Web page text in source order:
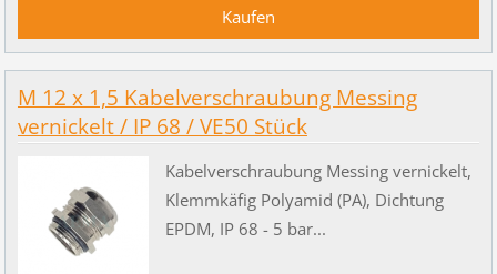
M 12 x 1,5 Kabelverschraubung Messing
vernickelt / IP 68 / VE50 Stück
Kabelverschraubung Messing vernickelt,
Klemmkäfig Polyamid (PA), Dichtung
EPDM, IP 68 - 5 bar...